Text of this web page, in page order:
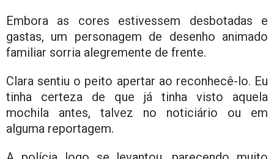
Embora as cores estivessem desbotadas e
gastas, um personagem de desenho animado
familiar sorria alegremente de frente.
Clara sentiu o peito apertar ao reconhecê-lo. Eu
tinha certeza de que já tinha visto aquela
mochila antes, talvez no noticiário ou em
alguma reportagem.